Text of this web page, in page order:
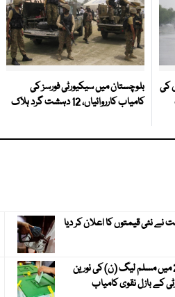
کی
بلوچستان میں سیکیورٹی فورسز کی
کامیاب کارروائیاں، 12 دہشت گرد ہلاک
نے نئی قیمتوں کا اعلان کر دیا
آزاد کشمیر الیکشن ، ایل اے 27 میں مسلم لیگ (ن) کی نورین